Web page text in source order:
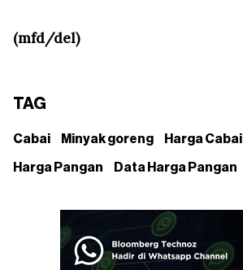
(mfd/del)
TAG
Cabai Minyak goreng Harga Cabai
Harga Pangan Data Harga Pangan